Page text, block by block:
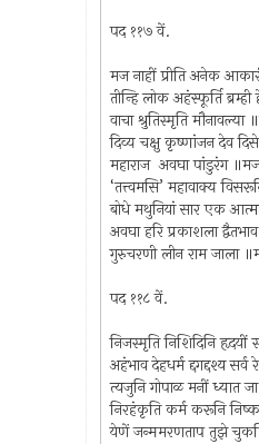
पद ११७ वें.
मज नाहीं प्रीति अनेक
तीन्हि लोक अहंस्फूर्ति
वाचा श्रुतिस्मृति
दिव्य चक्षु कृष्णांजन देव
महाराज अवघा पांडुरंग
‘तत्त्वमसि’ महावाक्य
बोधे मथुनियां सार एक
अवघा हरि प्रकाशला
गुरुचरणी लीन राम जाला
पद ११८ वें.
निजस्मृति निशिदिनि
अहंभाव देहधर्म द्दगद्दश्य सर्व
त्यजुनि गोपाळ मनीं ध्यात
निरहंकृति कर्म करूनि
येणें जन्ममरणताप तुझे